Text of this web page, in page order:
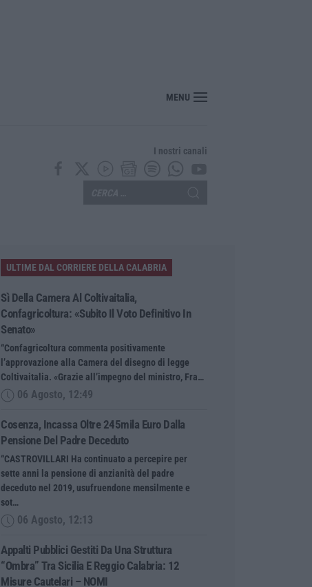
MENU
I nostri canali
ULTIME DAL CORRIERE DELLA CALABRIA
Sì Della Camera Al Coltivaitalia,
Confagricoltura: «Subito Il Voto Definitivo In
Senato»
“Confagricoltura commenta positivamente
l’approvazione alla Camera del disegno di legge
Coltivaitalia. «Grazie all’impegno del ministro, Fra…
06 Agosto, 12:49
Cosenza, Incassa Oltre 245mila Euro Dalla
Pensione Del Padre Deceduto
“CASTROVILLARI Ha continuato a percepire per
sette anni la pensione di anzianità del padre
deceduto nel 2019, usufruendone mensilmente e
sot…
06 Agosto, 12:13
Appalti Pubblici Gestiti Da Una Struttura
“ombra” Tra Sicilia E Reggio Calabria: 12
Misure Cautelari – NOMI